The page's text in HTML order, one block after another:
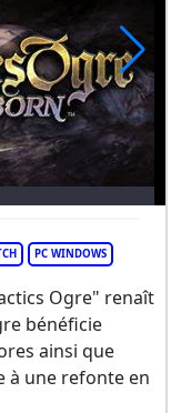
Tactics Ogre:
PC WINDOWS
Ogre" renaît
bénéficie
ainsi que
à une refonte en